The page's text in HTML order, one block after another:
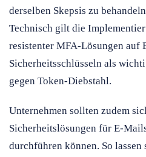
derselben Skepsis zu
Technisch gilt die
resistenter MFA-Lösungen auf
Sicherheitsschlüsseln als
gegen Token-Diebstahl.
Unternehmen sollten zudem
Sicherheitslösungen für E-
durchführen können. So lassen